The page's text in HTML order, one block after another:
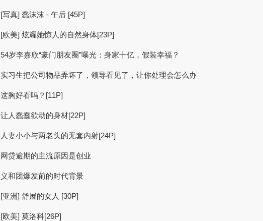
[写真] 蠢沫沫 - 午后 [45P]
[欧美] 炫耀她惊人的自然身体[23P]
54岁李嘉欣“豪门朋友圈”曝光：身家十亿，假装幸福？
实习生把公司物品弄坏了，领导看见了，让你处理会怎么办
这胸好看吗？[11P]
让人蠢蠢欲动的身材[22P]
人妻小小与两老头的无套内射[24P]
网贷逾期的主流原因是创业
义和团爆发前的时代背景
[亚洲] 舒展的女人 [30P]
[欧美] 莫洛科[26P]